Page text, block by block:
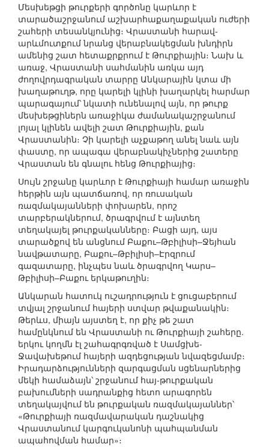
Մեսխեթցի թուրքերի գործոնը կարևոր է
տարածաշրջանում աշխարհաքաղաքական ուժերի
շահերի տեսանկյունից։ Վրաստանի հարավ-
արևմուտքում նրանց վերաբնակեցման խնդիրն
ամենից շատ հետաքրքրում է Թուրքիային։ Նախ և
առաջ, Վրաստանի սահմանին առկա այդ
ժողովրդագրական տարրը Անկարային կտա մի
խաղաթուղթ, որը կարելի կլինի խաղարկել հարմար
պարագայում՝ նկատի ունենալով այն, որ թուրք
մեսխեթցիներն առաջիկա ժամանակաշրջանում
լոյալ կլինեն ավելի շատ Թուրքիային, քան
Վրաստանին։ Չի կարելի աչքաթող անել նաև այն
փաստը, որ ապագա վերաբնակիչներից շատերը
Վրաստան են գնալու հենց Թուրքիայից։
Սույն շրջանը կարևոր է Թուրքիայի համար առաջին
հերթին այն պատճառով, որ ռուսական
ռազմակայանների փոխարեն, որոշ
տարբերակներում, ծրագրվում է այնտեղ
տեղակայել թուրքականները։ Բացի այդ, այս
տարածքով են անցնում Բաքու–Թբիլիսի–Ջեյհան
նավթատարը, Բաքու–Թբիլիսի–Էրզրում
գազատարը, ինչպես նաև ծրագրվող Կարս–
Թբիլիսի–Բաքու երկաթուղին։
Անկարան հատուկ ուշադրություն է ցուցաբերում
տվյալ շրջանում հայերի ստվար թվաքանակին։
Թերևս, միայն այստեղ է, որ քիչ թե շատ
համընկնում են Վրաստանի ու Թուրքիայի շահերը.
երկու կողմն էլ շահագրգռված է Սամցխե-
Ջավախեթում հայերի ազդեցության նվազեցմամբ։
Իրադարձությունների զարգացման սցենարներից
մեկի համաձայն՝ շրջանում հայ-թուրքական
բախումների սադրանքից հետո արագորեն
տեղակայվում են թուրքական ռազմակայաններ՝
«Թուրքիայի ռազմավարական դաշնակից
Վրաստանում կարգուկանոնի պահպանման
ապահովման համար»։